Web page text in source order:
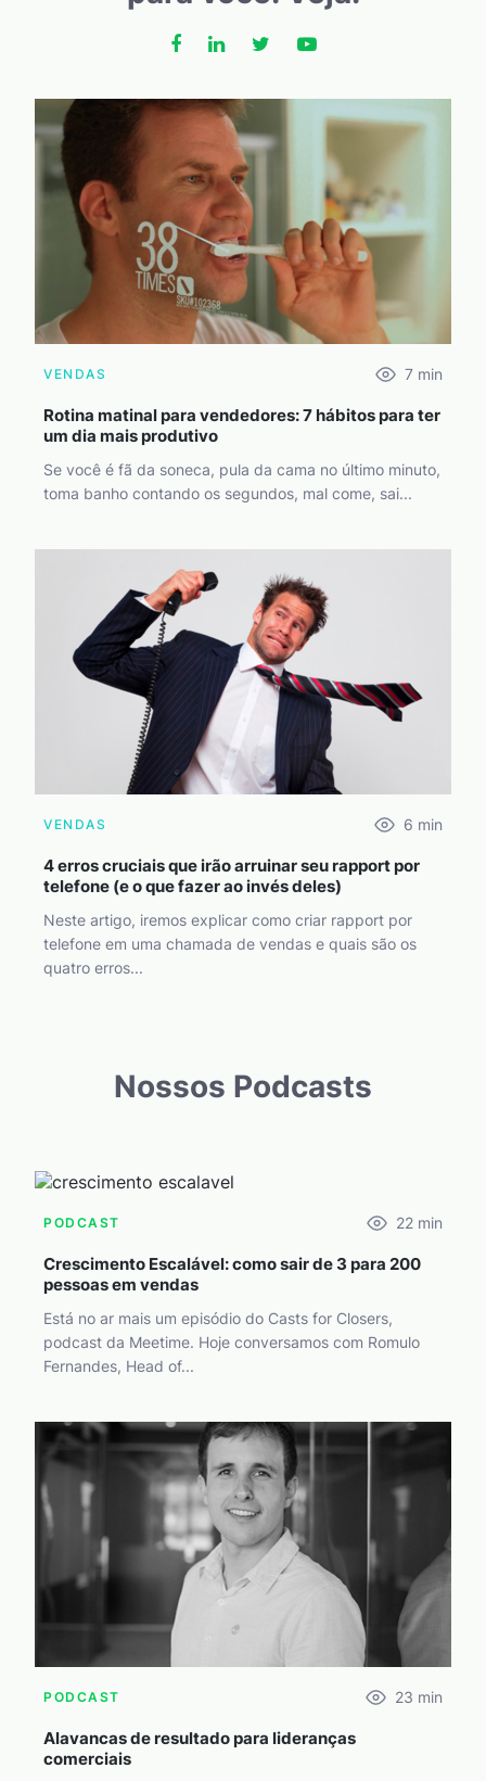
VENDAS 7 min
Rotina matinal para vendedores: 7 hábitos para ter
um dia mais produtivo
Se você é fã da soneca, pula da cama no último minuto,
toma banho contando os segundos, mal come, sai...
VENDAS 6 min
4 erros cruciais que irão arruinar seu rapport por
telefone (e o que fazer ao invés deles)
Neste artigo, iremos explicar como criar rapport por
telefone em uma chamada de vendas e quais são os
quatro erros...
Nossos Podcasts
PODCAST 22 min
Crescimento Escalável: como sair de 3 para 200
pessoas em vendas
Está no ar mais um episódio do Casts for Closers,
podcast da Meetime. Hoje conversamos com Romulo
Fernandes, Head of...
PODCAST 23 min
Alavancas de resultado para lideranças
comerciais